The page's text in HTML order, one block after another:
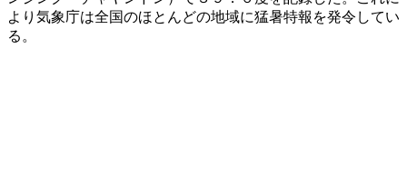
より気象庁は全国のほとんどの地域に猛暑特報を発令してい
る。